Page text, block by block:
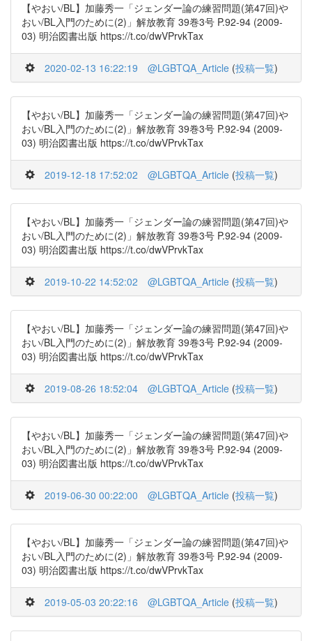
【やおい/BL】加藤秀一「ジェンダー論の練習問題(第47回)や
おい/BL入門のために(2)」解放教育 39巻3号 P.92-94 (2009-
03) 明治図書出版 https://t.co/dwVPrvkTax
2020-02-13 16:22:19 @LGBTQA_Article (投稿一覧)
【やおい/BL】加藤秀一「ジェンダー論の練習問題(第47回)や
おい/BL入門のために(2)」解放教育 39巻3号 P.92-94 (2009-
03) 明治図書出版 https://t.co/dwVPrvkTax
2019-12-18 17:52:02 @LGBTQA_Article (投稿一覧)
【やおい/BL】加藤秀一「ジェンダー論の練習問題(第47回)や
おい/BL入門のために(2)」解放教育 39巻3号 P.92-94 (2009-
03) 明治図書出版 https://t.co/dwVPrvkTax
2019-10-22 14:52:02 @LGBTQA_Article (投稿一覧)
【やおい/BL】加藤秀一「ジェンダー論の練習問題(第47回)や
おい/BL入門のために(2)」解放教育 39巻3号 P.92-94 (2009-
03) 明治図書出版 https://t.co/dwVPrvkTax
2019-08-26 18:52:04 @LGBTQA_Article (投稿一覧)
【やおい/BL】加藤秀一「ジェンダー論の練習問題(第47回)や
おい/BL入門のために(2)」解放教育 39巻3号 P.92-94 (2009-
03) 明治図書出版 https://t.co/dwVPrvkTax
2019-06-30 00:22:00 @LGBTQA_Article (投稿一覧)
【やおい/BL】加藤秀一「ジェンダー論の練習問題(第47回)や
おい/BL入門のために(2)」解放教育 39巻3号 P.92-94 (2009-
03) 明治図書出版 https://t.co/dwVPrvkTax
2019-05-03 20:22:16 @LGBTQA_Article (投稿一覧)